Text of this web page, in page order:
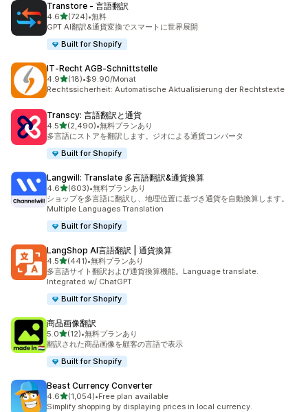
Transtore ‑ 言語翻訳
4.65つ星中
(724)
合計レビュー数：724件
•無料
GPT AI翻訳&通貨変換でスマートに世界展開
Built for Shopify
IT‑Recht AGB‑Schnittstelle
4.95つ星中
(18)
合計レビュー数：18件
•$9.90/Monat
Rechtssicherheit: Automatische Aktualisierung der Rechtstexte
Transcy: 言語翻訳と通貨
4.55つ星中
(2,490)
合計レビュー数：2490件
•無料プランあり
多言語にストアを翻訳します。ジオによる通貨コンバータ
Built for Shopify
Langwill: Translate 多言語翻訳&通貨換算
4.65つ星中
(603)
合計レビュー数：603件
•無料プランあり
ショップを多言語に翻訳し、地理位置に基づき通貨を自動換算します。
Multiple Languages Translation
Built for Shopify
LangShop AI言語翻訳 | 通貨換算
4.55つ星中
(441)
合計レビュー数：441件
•無料プランあり
多言語サイト翻訳および通貨換算機能。Language translate.
Integrated w/ ChatGPT
Built for Shopify
商品画像翻訳
5.05つ星中
(12)
合計レビュー数：12件
•無料プランあり
翻訳された商品画像を顧客の言語で表示
Built for Shopify
Beast Currency Converter
4.65つ星中
(1,054)
合計レビュー数：1054件
•Free plan available
Simplify shopping by displaying prices in local currency.